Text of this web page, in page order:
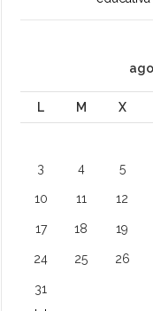
L M X
3 4 5
10 11 12
17 18 19
24 25 26
31